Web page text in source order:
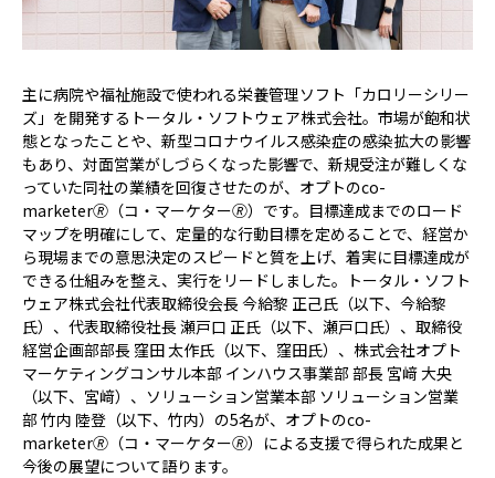
主に病院や福祉施設で使われる栄養管理ソフト「カロリーシリー
ズ」を開発するトータル・ソフトウェア株式会社。市場が飽和状
態となったことや、新型コロナウイルス感染症の感染拡大の影響
もあり、対面営業がしづらくなった影響で、新規受注が難しくな
っていた同社の業績を回復させたのが、オプトのco-
marketer🄬（コ・マーケター🄬）です。目標達成までのロード
マップを明確にして、定量的な行動目標を定めることで、経営か
ら現場までの意思決定のスピードと質を上げ、着実に目標達成が
できる仕組みを整え、実行をリードしました。トータル・ソフト
ウェア株式会社代表取締役会長 今給黎 正己氏（以下、今給黎
氏）、代表取締役社長 瀬戸口 正氏（以下、瀬戸口氏）、取締役
経営企画部部長 窪田 太作氏（以下、窪田氏）、株式会社オプト
マーケティングコンサル本部 インハウス事業部 部長 宮﨑 大央
（以下、宮﨑）、ソリューション営業本部 ソリューション営業
部 竹内 陸登（以下、竹内）の5名が、オプトのco-
marketer🄬（コ・マーケター🄬）による支援で得られた成果と
今後の展望について語ります。